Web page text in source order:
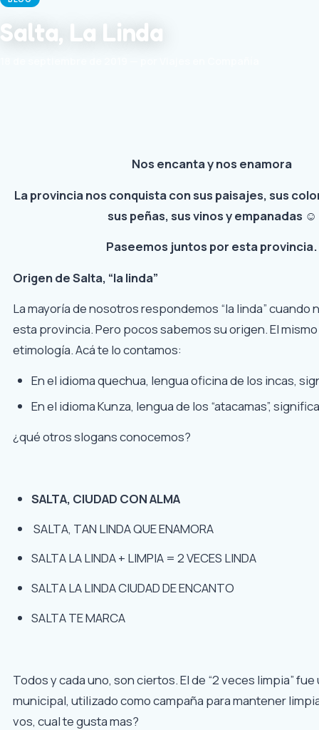
Salta, La Linda
Nos encanta y nos enamora
La provincia nos conquista con sus paisajes, sus
sus peñas, sus vinos y empanadas ☺
Paseemos juntos por esta provincia.
Origen de Salta, “la linda”
La mayoría de nosotros respondemos “la linda” cuando
esta provincia. Pero pocos sabemos su origen. El
etimología. Acá te lo contamos:
En el idioma quechua, lengua oficina de los incas,
En el idioma Kunza, lengua de los “atacamas”,
¿qué otros slogans conocemos?
SALTA, CIUDAD CON ALMA
SALTA, TAN LINDA QUE ENAMORA
SALTA LA LINDA + LIMPIA = 2 VECES LINDA
SALTA LA LINDA CIUDAD DE ENCANTO
SALTA TE MARCA
Todos y cada uno, son ciertos. El de “2 veces limpia”
municipal, utilizado como campaña para mantener
vos, cual te gusta mas?